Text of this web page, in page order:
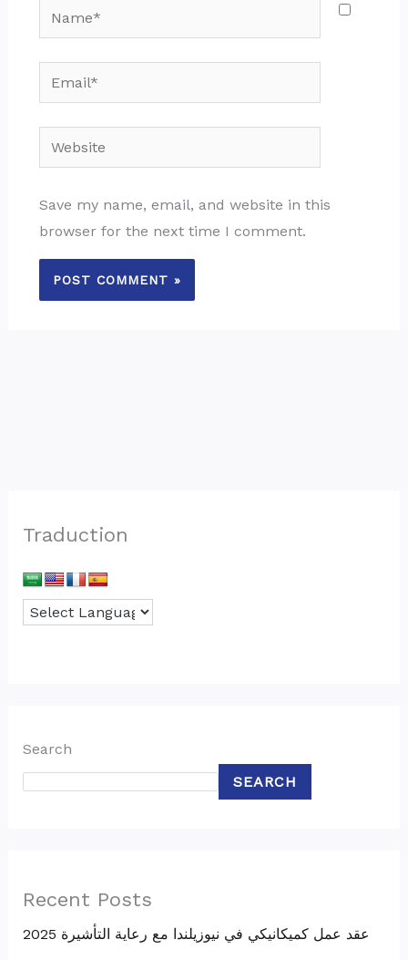
Name*
Email*
Website
Save my name, email, and website in this
browser for the next time I comment.
Traduction
Search
SEARCH
Recent Posts
عقد عمل كميكانيكي في نيوزيلندا مع رعاية التأشيرة 2025